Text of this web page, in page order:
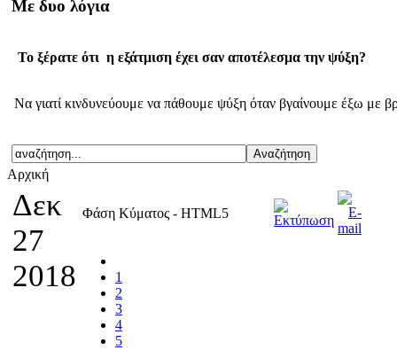
Με δυο λόγια
Το ξέρατε ότι η εξάτμιση έχει σαν αποτέλεσμα την ψύξη?
Να γιατί κινδυνεύουμε να πάθουμε ψύξη όταν βγαίνουμε έξω με
Αρχική
Δεκ
27
2018
Φάση Κύματος - HTML5
1
2
3
4
5